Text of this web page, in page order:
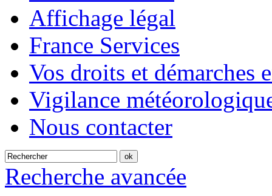
Affichage légal
France Services
Vos droits et démarches
Vigilance
Nous contacter
Recherche avancée